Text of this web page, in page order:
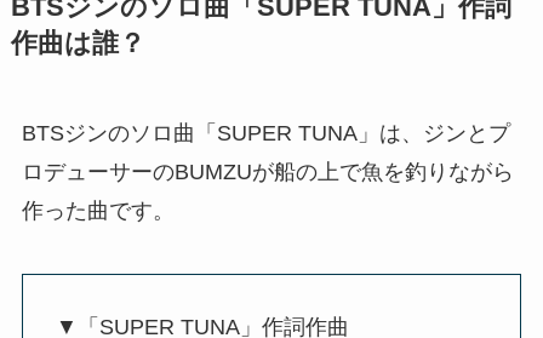
BTSジンのソロ曲「SUPER TUNA」作詞
作曲は誰？
BTSジンのソロ曲「SUPER TUNA」は、ジンとプ
ロデューサーのBUMZUが船の上で魚を釣りながら
作った曲です。
▼「SUPER TUNA」作詞作曲